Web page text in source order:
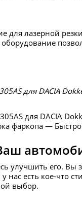
для лазерной
для DACIA
для DACIA
фаркопа —
улучшить его.
нас есть кое-что
выбор.